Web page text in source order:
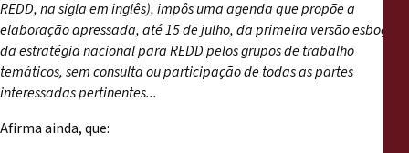
REDD, na sigla em inglês), impôs uma agenda que propõe a
elaboração apressada, até 15 de julho, da primeira versão esboço
da estratégia nacional para REDD pelos grupos de trabalho
temáticos, sem consulta ou participação de todas as partes
interessadas pertinentes...
Afirma ainda, que: